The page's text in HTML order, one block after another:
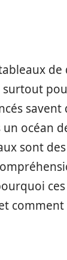
océan
sont